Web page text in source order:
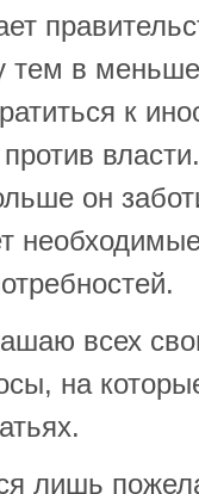
тем в
к
он
всех
на
лишь